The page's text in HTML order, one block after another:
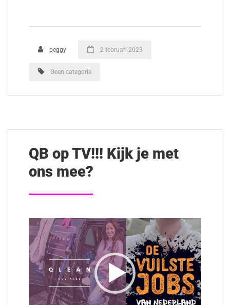
peggy 2 februari 2023
Geen categorie
QB op TV!!! Kijk je met
ons mee?
Videospeler